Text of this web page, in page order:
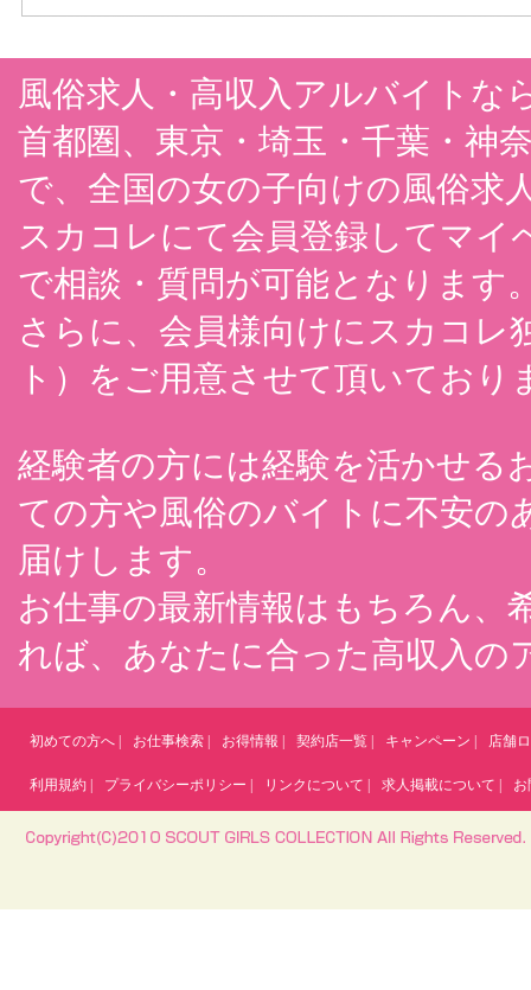
3.弊社の財産や権利を保護するために必要がある場合
風俗求人・高収入アルバイト
首都圏、東京・埼玉・千葉・神
で、全国の女の子向けの風俗求
スカコレにて会員登録してマイ
で相談・質問が可能となります
さらに、会員様向けにスカコレ
ト）をご用意させて頂いており
経験者の方には経験を活かせる
ての方や風俗のバイトに不安の
届けします。
お仕事の最新情報はもちろん、
れば、あなたに合った高収入
初めての方へ お仕事検索 お得情報 契約店一覧 キャンペーン 店舗
利用規約 プライバシーポリシー リンクについて 求人掲載について お